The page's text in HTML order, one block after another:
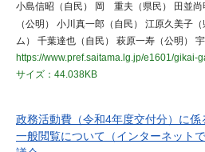
小島信昭（自民） 岡 重夫（県民） 田並尚
（公明） 小川真一郎（自民） 江原久美子
ム） 千葉達也（自民） 萩原一寿（公明）
https://www.pref.saitama.lg.jp/e1601/gikai-
サイズ：44.038KB
政務活動費（令和4年度交付分）に
一般閲覧について（インターネット